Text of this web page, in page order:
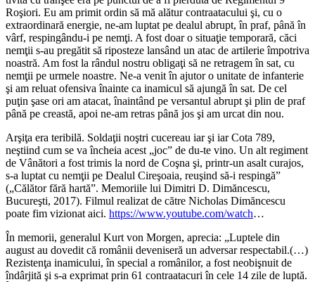
Roşiori. Eu am primit ordin să mă alătur contraatacului şi, cu o
extraordinară energie, ne-am luptat pe dealul abrupt, în praf, până în
vârf, respingându-i pe nemţi. A fost doar o situaţie temporară, căci
nemţii s-au pregătit să riposteze lansând un atac de artilerie împotriva
noastră. Am fost la rândul nostru obligaţi să ne retragem în sat, cu
nemţii pe urmele noastre. Ne-a venit în ajutor o unitate de infanterie
şi am reluat ofensiva înainte ca inamicul să ajungă în sat. De cel
puţin şase ori am atacat, înaintând pe versantul abrupt şi plin de praf
până pe creastă, apoi ne-am retras până jos şi am urcat din nou.
Arşiţa era teribilă. Soldaţii noştri cucereau iar şi iar Cota 789,
neştiind cum se va încheia acest „joc” de du-te vino. Un alt regiment
de Vânători a fost trimis la nord de Coşna şi, printr-un asalt curajos,
s-a luptat cu nemţii pe Dealul Cireşoaia, reuşind să-i respingă”
(„Călător fără hartă”. Memoriile lui Dimitri D. Dimăncescu,
Bucureşti, 2017). Filmul realizat de către Nicholas Dimăncescu
poate fim vizionat aici. https://www.youtube.com/watch…
În memorii, generalul Kurt von Morgen, aprecia: „Luptele din
august au dovedit că românii deveniseră un adversar respectabil.(…)
Rezistenţa inamicului, în special a românilor, a fost neobişnuit de
îndârjită şi s-a exprimat prin 61 contraatacuri în cele 14 zile de luptă.